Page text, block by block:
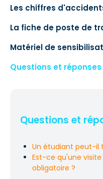
Les chiffres
La fiche de poste de
Matériel de
Questions et réponses
Questions et
Un étudiant peut-il
Est-ce qu'une
obligatoire ?